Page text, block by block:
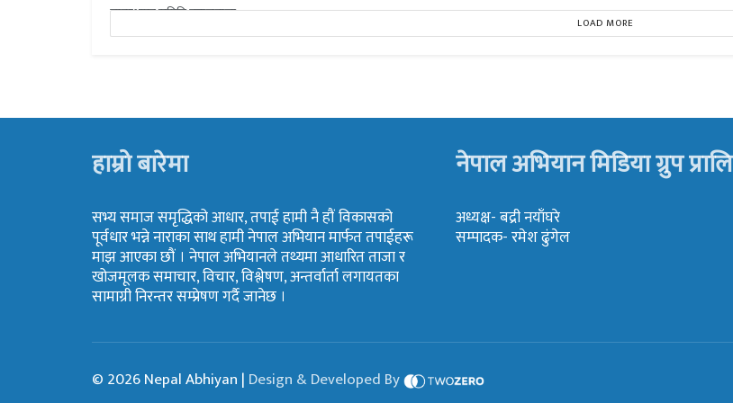
व्यवस्थापन समिति बहालवाला...
LOAD MORE
हाम्रो बारेमा
सभ्य समाज समृद्धिको आधार, तपाई हामी नै हौं विकासको
पूर्वधार भन्ने नाराका साथ हामी नेपाल अभियान मार्फत तपाईहरू
माझ आएका छौं । नेपाल अभियानले तथ्यमा आधारित ताजा र
खोजमूलक समाचार, विचार, विश्लेषण, अन्तर्वार्ता लगायतका
सामाग्री निरन्तर सम्प्रेषण गर्दै जानेछ ।
नेपाल अभियान मिडिया ग्रुप प्रालि
अध्यक्ष- बद्री नयाँघरे
सम्पादक- रमेश ढुंगेल
© 2026 Nepal Abhiyan | Design & Developed By